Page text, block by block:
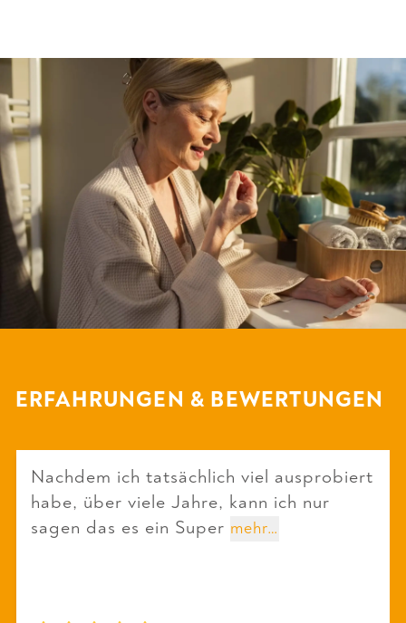
ERFAHRUNGEN & BEWERTUNGEN
Nachdem ich tatsächlich viel ausprobiert
habe, über viele Jahre, kann ich nur
sagen das es ein Super mehr…